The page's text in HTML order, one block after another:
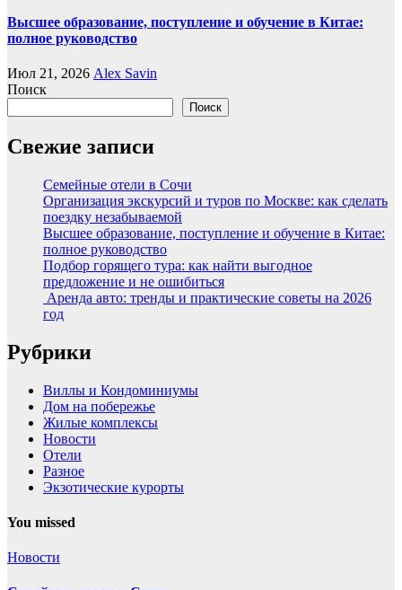
Высшее образование, поступление и обучение в Китае:
полное руководство
Июл 21, 2026 Alex Savin
Поиск
Поиск
Свежие записи
Семейные отели в Сочи
Организация экскурсий и туров по Москве: как сделать
поездку незабываемой
Высшее образование, поступление и обучение в Китае:
полное руководство
Подбор горящего тура: как найти выгодное
предложение и не ошибиться
Аренда авто: тренды и практические советы на 2026
год
Рубрики
Виллы и Кондоминиумы
Дом на побережье
Жилые комплексы
Новости
Отели
Разное
Экзотические курорты
You missed
Новости